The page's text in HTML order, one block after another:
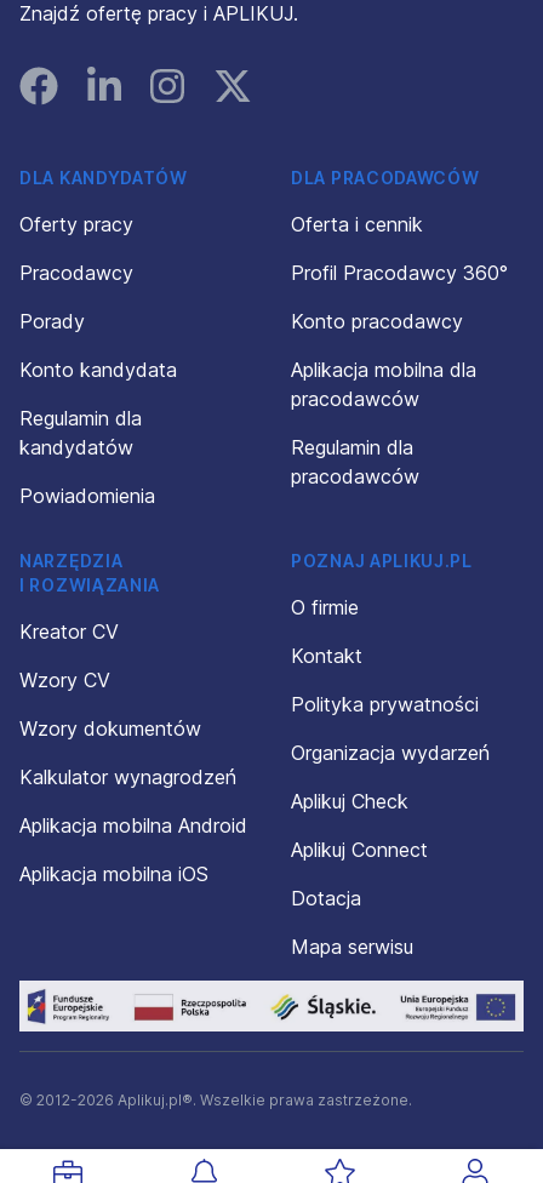
Znajdź ofertę pracy i APLIKUJ.
FacebookLinked InInstagramInstagram
DLA KANDYDATÓW
Oferty pracy
Pracodawcy
Porady
Konto kandydata
Regulamin dla
kandydatów
Powiadomienia
DLA PRACODAWCÓW
Oferta i cennik
Profil Pracodawcy 360°
Konto pracodawcy
Aplikacja mobilna dla
pracodawców
Regulamin dla
pracodawców
NARZĘDZIA
I ROZWIĄZANIA
Kreator CV
Wzory CV
Wzory dokumentów
Kalkulator wynagrodzeń
Aplikacja mobilna Android
Aplikacja mobilna iOS
POZNAJ APLIKUJ.PL
O firmie
Kontakt
Polityka prywatności
Organizacja wydarzeń
Aplikuj Check
Aplikuj Connect
Dotacja
Mapa serwisu
© 2012-2026 Aplikuj.pl®. Wszelkie prawa zastrzeżone.